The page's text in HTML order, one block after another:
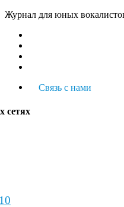
Журнал для юных
Связь с нами
сетях